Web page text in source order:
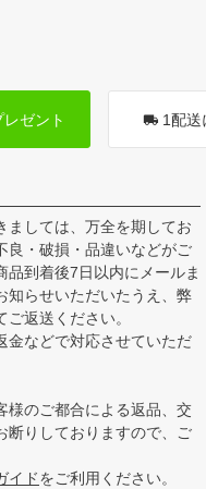
ゼント 1配
ましては、万全を期してお
良・破損・品違いなどがご
品到着後7日以内にメールま
知らせいただいたうえ、弊
返送ください。
金などで対応させていただ
様のご都合による返品、交
断りしておりますので、ご
イドをご利用ください。